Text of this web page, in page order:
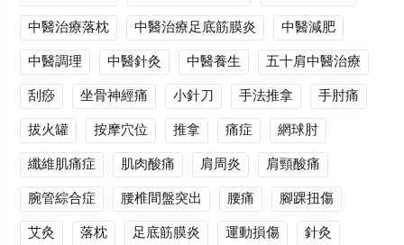
中醫治療落枕
中醫治療足底筋膜炎
中醫減肥
中醫調理
中醫針灸 中醫養生
五十肩中醫治療
刮痧
坐骨神經痛 小針刀 手法推拿
手肘痛
拔火罐
按摩穴位 推拿 痛症
網球肘
纖維肌痛症
肌肉酸痛 肩周炎
肩頸酸痛
腕管綜合症
腰椎間盤突出 腰痛
腳踝扭傷
艾灸
落枕 足底筋膜炎 運動損傷
針灸